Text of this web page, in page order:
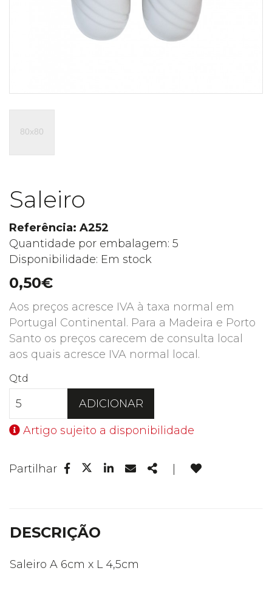
Saleiro
Referência: A252
Quantidade por embalagem: 5
Disponibilidade: Em stock
0,50€
Aos preços acresce IVA à taxa normal em
Portugal Continental. Para a Madeira e Porto
Santo os preços carecem de consulta local
aos quais acresce IVA normal local.
Qtd
ADICIONAR
Artigo sujeito a disponibilidade
Partilhar
FacebookLinkedin
EmailShare
DESCRIÇÃO
Saleiro A 6cm x L 4,5cm